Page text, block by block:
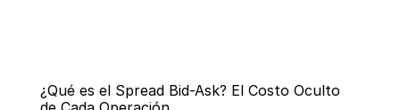
¿Qué es el Spread Bid-Ask? El Costo Oculto